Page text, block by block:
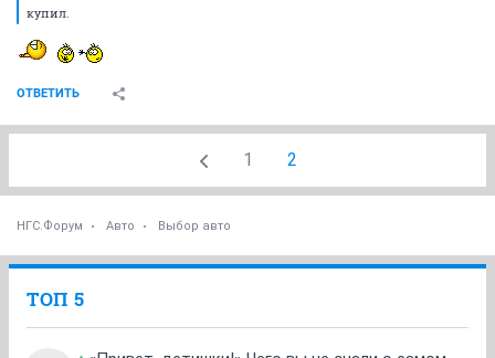
купил.
ОТВЕТИТЬ
1 2
НГС.Форум Авто Выбор авто
ТОП 5